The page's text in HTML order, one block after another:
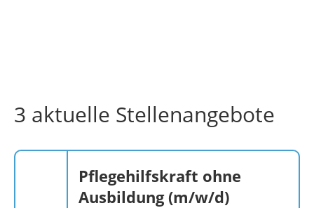
3 aktuelle Stellenangebote
Pflegehilfskraft ohne
Ausbildung (m/w/d)